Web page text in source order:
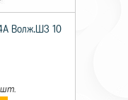
Волж.ШЗ 10